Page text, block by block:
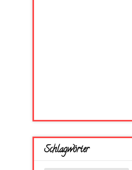
Schlagwörter